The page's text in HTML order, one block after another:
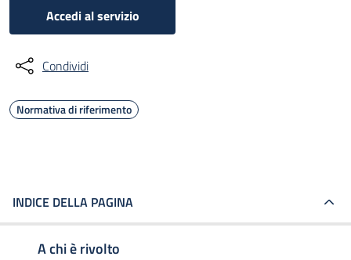
Accedi al servizio
Condividi
Normativa di riferimento
INDICE DELLA PAGINA
A chi è rivolto